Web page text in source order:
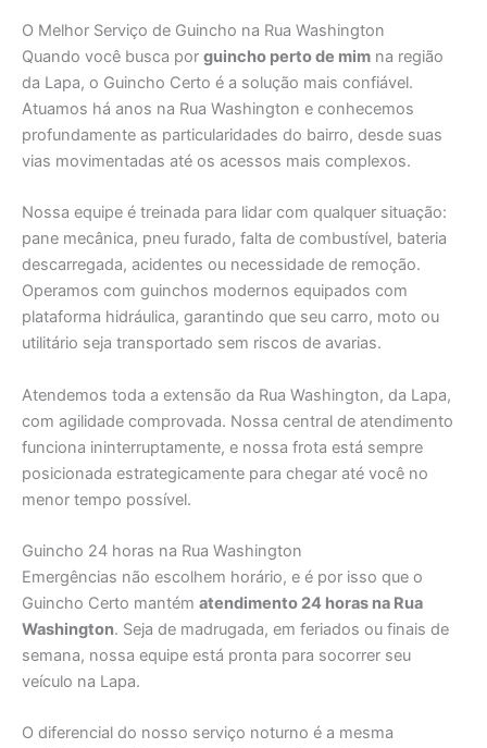
O Melhor Serviço de Guincho na Rua Washington
Quando você busca por guincho perto de mim na região
da Lapa, o Guincho Certo é a solução mais confiável.
Atuamos há anos na Rua Washington e conhecemos
profundamente as particularidades do bairro, desde suas
vias movimentadas até os acessos mais complexos.
Nossa equipe é treinada para lidar com qualquer situação:
pane mecânica, pneu furado, falta de combustível, bateria
descarregada, acidentes ou necessidade de remoção.
Operamos com guinchos modernos equipados com
plataforma hidráulica, garantindo que seu carro, moto ou
utilitário seja transportado sem riscos de avarias.
Atendemos toda a extensão da Rua Washington, da Lapa,
com agilidade comprovada. Nossa central de atendimento
funciona ininterruptamente, e nossa frota está sempre
posicionada estrategicamente para chegar até você no
menor tempo possível.
Guincho 24 horas na Rua Washington
Emergências não escolhem horário, e é por isso que o
Guincho Certo mantém atendimento 24 horas na Rua
Washington. Seja de madrugada, em feriados ou finais de
semana, nossa equipe está pronta para socorrer seu
veículo na Lapa.
O diferencial do nosso serviço noturno é a mesma